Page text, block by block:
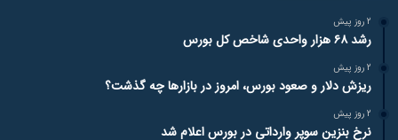
2 روز پیش
رشد ۶۸ هزار واحدی شاخص کل بورس
2 روز پیش
ریزش دلار و صعود بورس، امروز در بازارها چه گذشت؟
2 روز پیش
نرخ بنزین سوپر وارداتی در بورس اعلام شد